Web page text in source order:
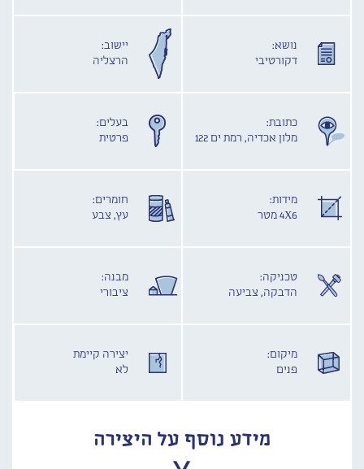
נושא:
דקורטיבי
יישוב:
הרצליה
כתובת:
מלון אכדיה, רמת ים 122
בעלים:
פרטית
מידות:
4X6 מטר
חומרים:
עץ, צבע
טכניקה:
הדבקה, צביעה
מבנה:
ציבורי
מיקום:
פנים
יצירה קיימת
לא
מידע נוסף על היצירה